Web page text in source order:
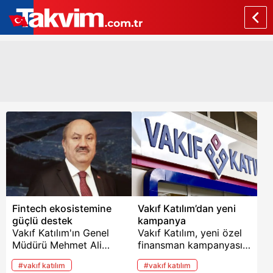
Fintech ekosistemine
güçlü destek
Vakıf Katılım'ın Genel
Müdürü Mehmet Ali
Akben, açıklamalarda
bulundu. Akben, Fintech
#vakıf katılım
Vakıf Katılım’dan yeni
kampanya
Vakıf Katılım, yeni özel
finansman kampanyası
sunuyor. Bu kapsamda,
otomobil ve motosiklet
#vakıf katılım